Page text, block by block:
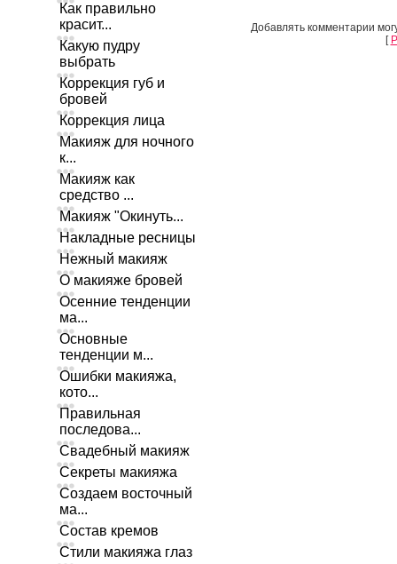
Как правильно
красит...
Какую пудру
выбрать
Коррекция губ и
бровей
Коррекция лица
Макияж для ночного
к...
Макияж как
средство ...
Макияж "Окинуть...
Накладные ресницы
Нежный макияж
О макияже бровей
Осенние тенденции
ма...
Основные
тенденции м...
Ошибки макияжа,
кото...
Правильная
последова...
Свадебный макияж
Секреты макияжа
Создаем восточный
ма...
Состав кремов
Стили макияжа глаз
Добавлять комментарии
[